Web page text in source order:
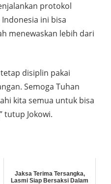
protokol
ini bisa
menewaskan lebih dari
disiplin pakai
Semoga Tuhan
kita semua untuk bisa
tutup Jokowi.
Jaksa Terima Tersangka,
Lasmi Siap Bersaksi Dalam